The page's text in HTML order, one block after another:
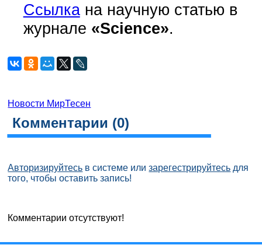
Ссылкана научную статью в
журнале «Science».
Новости МирТесен
Комментарии (0)
Авторизируйтесь в системе илизарегестрируйтесь для
того, чтобы оставить запись!
Комментарии отсутствуют!